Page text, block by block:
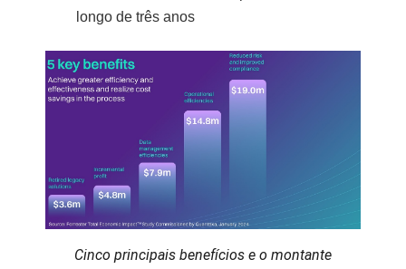
longo de três anos
Cinco principais benefícios e o montante